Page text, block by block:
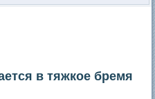
в тяжкое бремя